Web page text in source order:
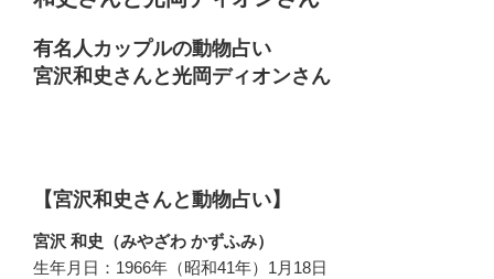
有名人カップルの動物占い
宮沢和史さんと光岡ディオンさん
【宮沢和史さんと動物占い】
宮沢 和史（みやざわ かずふみ）
生年月日：1966年（昭和41年）1月18日